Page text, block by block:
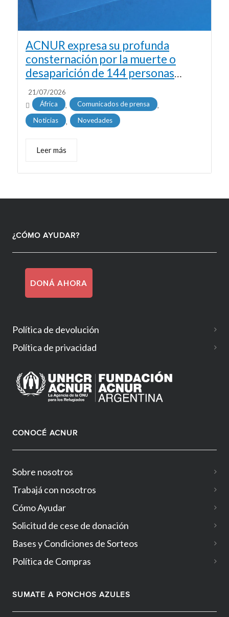
ACNUR expresa su profunda
consternación por la muerte o
desaparición de 144 personas
frente a las costas de África
occidental
21/07/2026
África
, Comunicados de prensa
,
Noticias
, Novedades
Leer más
¿CÓMO AYUDAR?
DONÁ AHORA
Política de devolución
Política de privacidad
CONOCÉ ACNUR
Sobre nosotros
Trabajá con nosotros
Cómo Ayudar
Solicitud de cese de donación
Bases y Condiciones de Sorteos
Política de Compras
SUMATE A PONCHOS AZULES